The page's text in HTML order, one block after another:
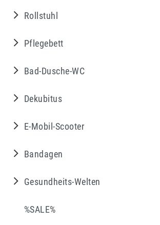
Rollstuhl
Pflegebett
Bad-Dusche-WC
Dekubitus
E-Mobil-Scooter
Bandagen
Gesundheits-Welten
%SALE%